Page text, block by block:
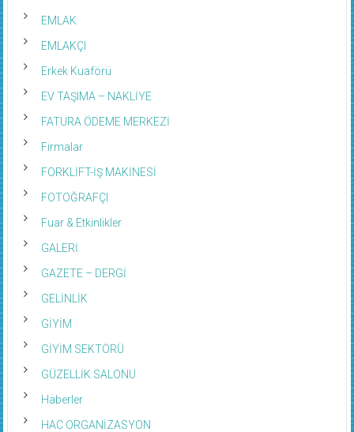
EMLAK
EMLAKÇI
Erkek Kuaförü
EV TAŞIMA – NAKLİYE
FATURA ÖDEME MERKEZİ
Firmalar
FORKLİFT-İŞ MAKİNESİ
FOTOĞRAFÇI
Fuar & Etkinlikler
GALERİ
GAZETE – DERGİ
GELİNLİK
GİYİM
GİYİM SEKTÖRÜ
GÜZELLİK SALONU
Haberler
HAC ORGANİZASYON